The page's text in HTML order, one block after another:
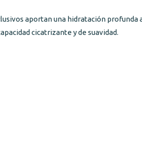
aportan una hidratación profunda
cicatrizante y de suavidad.